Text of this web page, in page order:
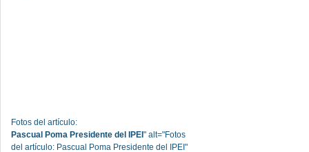
Fotos del artículo:
Pascual Poma Presidente del IPEI " alt="Fotos
del artículo: Pascual Poma Presidente del IPEI"